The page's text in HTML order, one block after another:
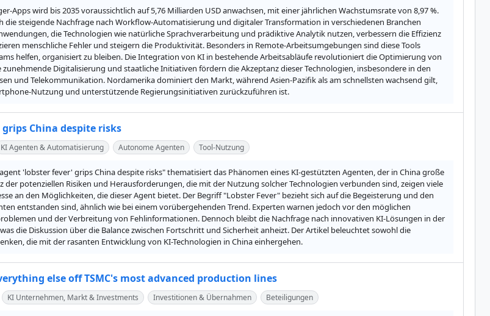
Apps wird bis 2035 voraussichtlich auf 5,76 Milliarden USD anwachsen, mit einer jährlichen Wachstumsrate von 8,97 %.
die steigende Nachfrage nach Workflow-Automatisierung und digitaler Transformation in verschiedenen Branchen
die Technologien wie natürliche Sprachverarbeitung und prädiktive Analytik nutzen, verbessern die Effizienz
menschliche Fehler und steigern die Produktivität. Besonders in Remote-Arbeitsumgebungen sind diese Tools
helfen, organisiert zu bleiben. Die Integration von KI in bestehende Arbeitsabläufe revolutioniert die Optimierung von
Digitalisierung und staatliche Initiativen fördern die Akzeptanz dieser Technologien, insbesondere in den
und Telekommunikation. Nordamerika dominiert den Markt, während Asien-Pazifik als am schnellsten wachsend gilt,
Nutzung und unterstützende Regierungsinitiativen zurückzuführen ist.
China despite risks
KI Agenten & Automatisierung Autonome Agenten Tool-Nutzung
'lobster fever' grips China despite risks" thematisiert das Phänomen eines KI-gestützten Agenten, der in China große
der potenziellen Risiken und Herausforderungen, die mit der Nutzung solcher Technologien verbunden sind, zeigen viele
an den Möglichkeiten, die dieser Agent bietet. Der Begriff "Lobster Fever" bezieht sich auf die Begeisterung und den
entstanden sind, ähnlich wie bei einem vorübergehenden Trend. Experten warnen jedoch vor den möglichen
und der Verbreitung von Fehlinformationen. Dennoch bleibt die Nachfrage nach innovativen KI-Lösungen in der
die Diskussion über die Balance zwischen Fortschritt und Sicherheit anheizt. Der Artikel beleuchtet sowohl die
die mit der rasanten Entwicklung von KI-Technologien in China einhergehen.
else off TSMC's most advanced production lines
KI Unternehmen, Markt & Investments Investitionen & Übernahmen Beteiligungen